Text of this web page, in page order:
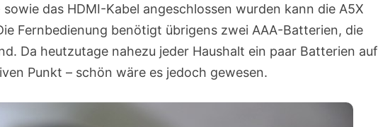
das HDMI-Kabel angeschlossen wurden kann die A5X
Fernbedienung benötigt übrigens zwei AAA-Batterien, die
Da heutzutage nahezu jeder Haushalt ein paar Batterien auf
Punkt – schön wäre es jedoch gewesen.